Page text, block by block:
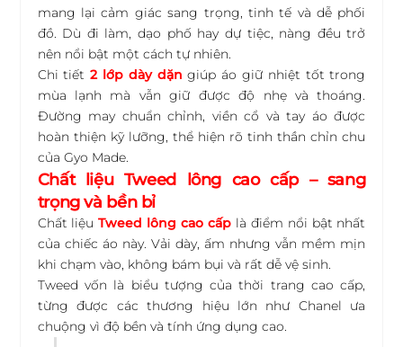
mang lại cảm giác sang trọng, tinh tế và dễ phối
đồ. Dù đi làm, dạo phố hay dự tiệc, nàng đều trở
nên nổi bật một cách tự nhiên.
Chi tiết2 lớp dày dặn giúp áo giữ nhiệt tốt trong
mùa lạnh mà vẫn giữ được độ nhẹ và thoáng.
Đường may chuẩn chỉnh, viền cổ và tay áo được
hoàn thiện kỹ lưỡng, thể hiện rõ tinh thần chỉn chu
của Gyo Made.
Chất liệu Tweed lông cao cấp – sang
trọng và bền bỉ
Chất liệuTweed lông cao cấp là điểm nổi bật nhất
của chiếc áo này. Vải dày, ấm nhưng vẫn mềm mịn
khi chạm vào, không bám bụi và rất dễ vệ sinh.
Tweed vốn là biểu tượng của thời trang cao cấp,
từng được các thương hiệu lớn như Chanel ưa
chuộng vì độ bền và tính ứng dụng cao.